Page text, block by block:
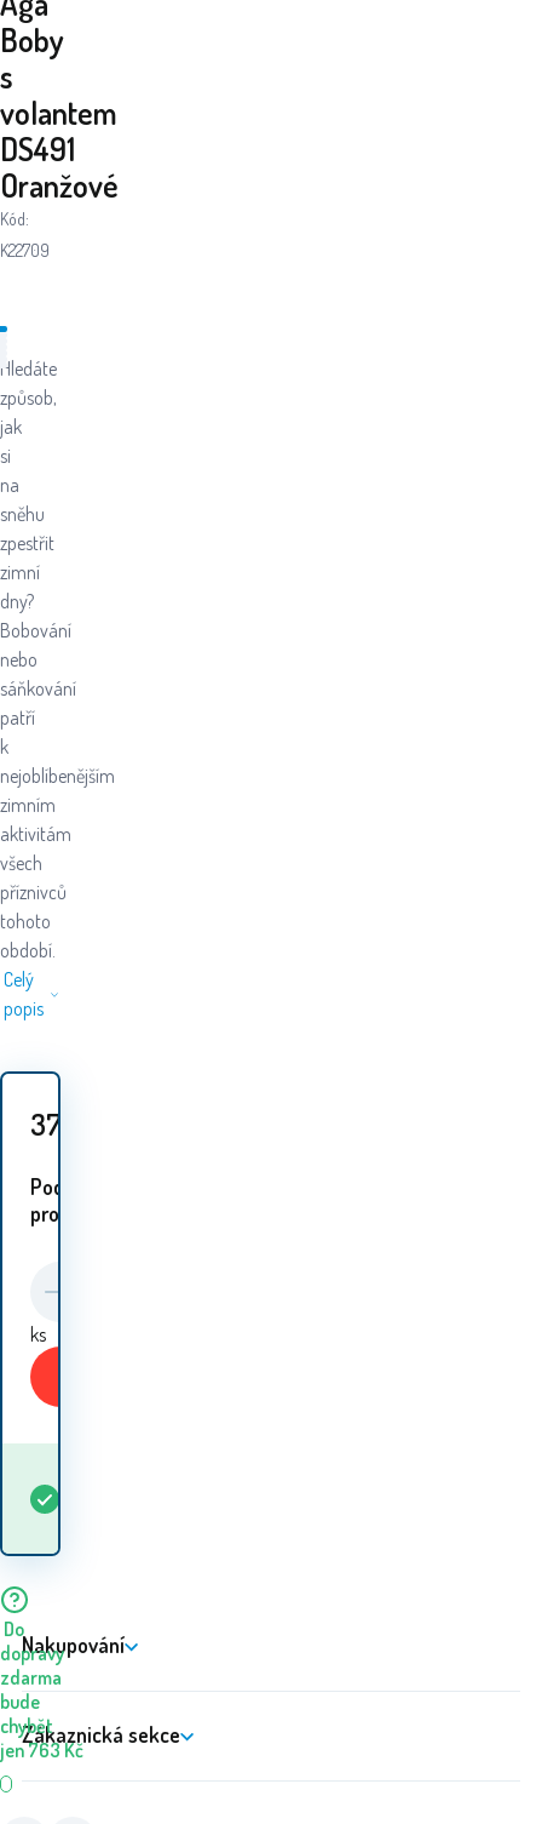
Boby
s
volantem
DS491
Oranžové
Kód:
K22709
Hledáte
způsob,
jak
si
na
sněhu
zpestřit
zimní
dny?
Bobování
nebo
sáňkování
patří
k
nejoblíbenějším
zimním
aktivitám
všech
příznivců
tohoto
období.
Celý
popis
377
Podobné
proudukty:
ks
Do
dopravy
zdarma
bude
chybět
jen763Kč
Nakupování
Zákaznická sekce